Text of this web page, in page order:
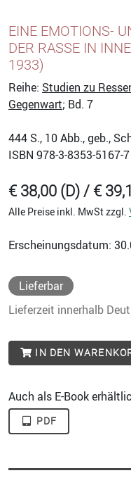
EINE EMOTIONS-
DER RASSE IN
1933)
Reihe: Studien zu
Gegenwart; Bd. 7
444 S., 10 Abb., geb.,
ISBN 978-3-8353-5167-7
€ 38,00 (D) / €
Alle Preise inkl. MwSt zzgl.
Erscheinungsdatum:
Lieferbar
Lieferzeit innerhalb
IN DEN
Auch als E-Book
PDF